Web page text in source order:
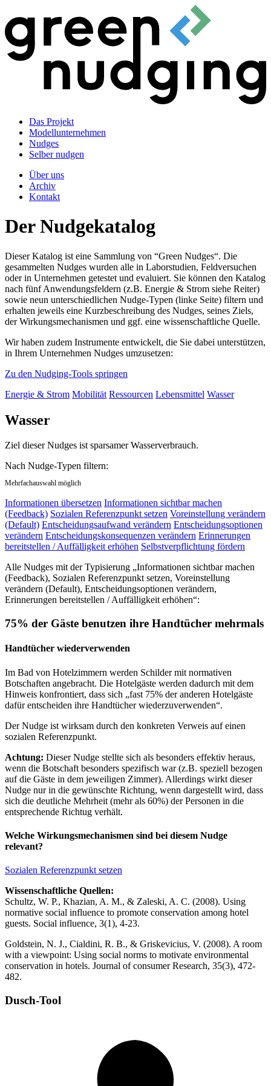
Das Projekt
Modellunternehmen
Nudges
Selber nudgen
Über uns
Archiv
Kontakt
Der Nudgekatalog
Dieser Katalog ist eine Sammlung von “Green Nudges“. Die
gesammelten Nudges wurden alle in Laborstudien, Feldversuchen
oder in Unternehmen getestet und evaluiert. Sie können den Katalog
nach fünf Anwendungsfeldern (z.B. Energie & Strom siehe Reiter)
sowie neun unterschiedlichen Nudge-Typen (linke Seite) filtern und
erhalten jeweils eine Kurzbeschreibung des Nudges, seines Ziels,
der Wirkungsmechanismen und ggf. eine wissenschaftliche Quelle.
Wir haben zudem Instrumente entwickelt, die Sie dabei unterstützen,
in Ihrem Unternehmen Nudges umzusetzen:
Zu den Nudging-Tools springen
Energie & Strom Mobilität Ressourcen Lebensmittel Wasser
Wasser
Ziel dieser Nudges ist sparsamer Wasserverbrauch.
Nach Nudge-Typen filtern:
Mehrfachauswahl möglich
Informationen übersetzen Informationen sichtbar machen
(Feedback) Sozialen Referenzpunkt setzen Voreinstellung verändern
(Default) Entscheidungsaufwand verändern Entscheidungsoptionen
verändern Entscheidungskonsequenzen verändern Erinnerungen
bereitstellen / Auffälligkeit erhöhen Selbstverpflichtung fördern
Alle Nudges mit der Typisierung „Informationen sichtbar machen
(Feedback), Sozialen Referenzpunkt setzen, Voreinstellung
verändern (Default), Entscheidungsoptionen verändern,
Erinnerungen bereitstellen / Auffälligkeit erhöhen“:
75% der Gäste benutzen ihre Handtücher mehrmals
Handtücher wiederverwenden
Im Bad von Hotelzimmern werden Schilder mit normativen
Botschaften angebracht. Die Hotelgäste werden dadurch mit dem
Hinweis konfrontiert, dass sich „fast 75% der anderen Hotelgäste
dafür entscheiden ihre Handtücher wiederzuverwenden“.
Der Nudge ist wirksam durch den konkreten Verweis auf einen
sozialen Referenzpunkt.
Achtung: Dieser Nudge stellte sich als besonders effektiv heraus,
wenn die Botschaft besonders spezifisch war (z.B. speziell bezogen
auf die Gäste in dem jeweiligen Zimmer). Allerdings wirkt dieser
Nudge nur in die gewünschte Richtung, wenn dargestellt wird, dass
sich die deutliche Mehrheit (mehr als 60%) der Personen in die
entsprechende Richtug verhält.
Welche Wirkungsmechanismen sind bei diesem Nudge
relevant?
Sozialen Referenzpunkt setzen
Wissenschaftliche Quellen:
Schultz, W. P., Khazian, A. M., & Zaleski, A. C. (2008). Using
normative social influence to promote conservation among hotel
guests. Social influence, 3(1), 4-23.
Goldstein, N. J., Cialdini, R. B., & Griskevicius, V. (2008). A room
with a viewpoint: Using social norms to motivate environmental
conservation in hotels. Journal of consumer Research, 35(3), 472-
482.
Dusch-Tool